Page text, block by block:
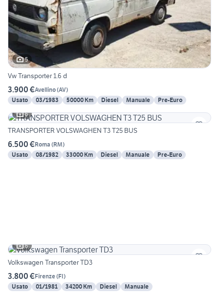
5
Vw Transporter 1.6 d
3.900 €Avellino(AV)
Usato
03/1983 50000 Km Diesel Manuale
Pre-Euro
6
TRANSPORTER VOLSWAGHEN T3 T25 BUS
6.500 €Roma (RM)
Usato
08/1982 33000 Km Diesel Manuale Pre-Euro
6
Volkswagen Transporter TD3
3.800 €Firenze(FI)
Usato
01/1981 34200 Km Diesel Manuale